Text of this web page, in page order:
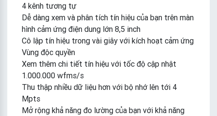
4 kênh tương tự
Dễ dàng xem và phân tích tín hiệu của bạn trên màn
hình cảm ứng điện dung lớn 8,5 inch
Cô lập tín hiệu trong vài giây với kích hoạt cảm ứng
Vùng độc quyền
Xem thêm chi tiết tín hiệu với tốc độ cập nhật
1.000.000 wfms/s
Thu thập nhiều dữ liệu hơn với bộ nhớ lên tới 4
Mpts
Mở rộng khả năng đo lường của bạn với khả năng